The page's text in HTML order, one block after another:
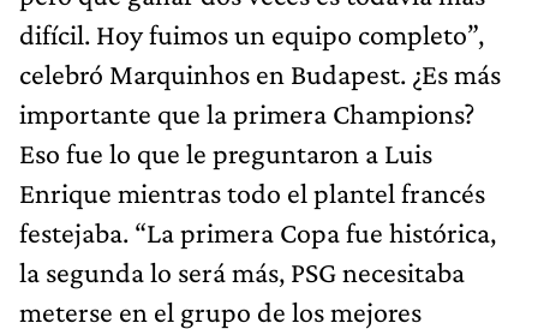
difícil. Hoy fuimos un equipo completo”,
celebró Marquinhos en Budapest. ¿Es más
importante que la primera Champions?
Eso fue lo que le preguntaron a Luis
Enrique mientras todo el plantel francés
festejaba. “La primera Copa fue histórica,
la segunda lo será más, PSG necesitaba
meterse en el grupo de los mejores